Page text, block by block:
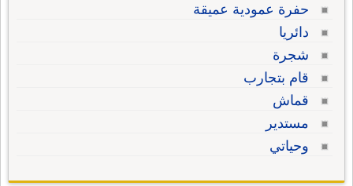
حفرة عمودية عميقة
دائريا
شجرة
قام بتجارب
قماش
مستدير
وحياتي